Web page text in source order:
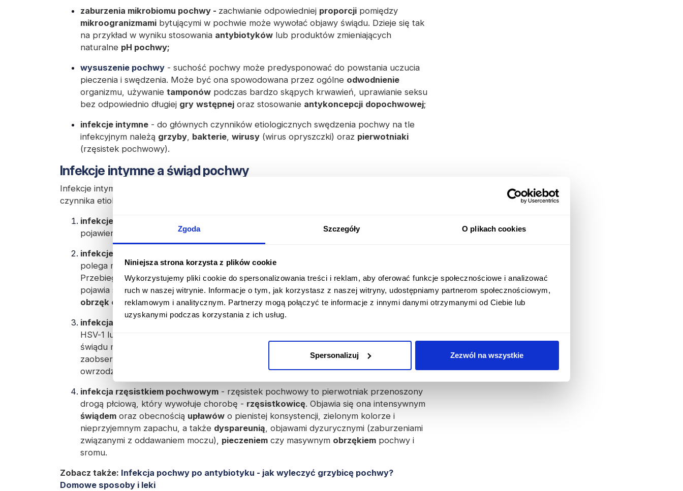
Zgoda Szczegóły O plikach cookies
Niniejsza strona korzysta z plików cookie
Wykorzystujemy pliki cookie do spersonalizowania treści i reklam, aby oferować funkcje społecznościowe i analizować
ruch w naszej witrynie. Informacje o tym, jak korzystasz z naszej witryny, udostępniamy partnerom społecznościowym,
reklamowym i analitycznym. Partnerzy mogą połączyć te informacje z innymi danymi otrzymanymi od Ciebie lub
uzyskanymi podczas korzystania z ich usług.
Spersonalizuj Zezwól na wszystkie
zaburzenia mikrobiomu pochwy - zachwianie odpowiedniej proporcji pomiędzy
mikroogranizmami bytującymi w pochwie może wywołać objawy świądu. Dzieje się tak
na przykład w wyniku stosowania antybiotyków lub produktów zmieniających
naturalne pH pochwy;
wysuszenie pochwy - suchość pochwy może predysponować do powstania uczucia
pieczenia i swędzenia. Może być ona spowodowana przez ogólne odwodnienie
organizmu, używanie tamponów podczas bardzo skąpych krwawień, uprawianie seksu
bez odpowiednio długiej gry wstępnej oraz stosowanie antykoncepcji dopochwowej;
infekcje intymne - do głównych czynników etiologicznych swędzenia pochwy na tle
infekcyjnym należą grzyby, bakterie, wirusy (wirus opryszczki) oraz pierwotniaki
(rzęsistek pochwowy).
Infekcje intymne a świąd pochwy
Infekcje intymne są bardzo częstą przyczyną swędzenia pochwy i w zależności od
czynnika etiologicznego mogą towarzyszyć im zróżnicowane
infekcje grzybicze
pojawienie się
białej, serowatej wydzieliny,
obrzęku, pieczenia oraz bólu;
infekcje bakteryjne pochwy
polega na wyparciu prawidłowej mikroflory przez nadmiernie namnażający się patogen.
Przebieg tych zakażeń może być bardzo zróżnicowany i w objawowych przypadkach
pojawia się jednorodna, szarawydzielina z pochwy o cuchnącym "rybim"zapachu,ból,
obrzęk oraz pieczenie;
infekcja wirusem opryszczki
HSV-1 lub HSV-2 może wywołać
świądu manifestuje się bólem oraz pieczeniem. Ponadto wizualnie można
zaobserwować czerwone
, które po pęknięciu zmieniają się w
owrzodzenia;
infekcja rzęsistkiem pochwowym - rzęsistek pochwowy to pierwotniak przenoszony
drogą płciową, który wywołuje chorobę - rzęsistkowicę. Objawia się ona intensywnym
świądem oraz obecnością upławów o pienistej konsystencji, zielonym kolorze i
nieprzyjemnym zapachu, a także dyspareunią, objawami dyzurycznymi (zaburzeniami
związanymi z oddawaniem moczu), pieczeniem czy masywnym obrzękiem pochwy i
sromu.
Zobacz także: Infekcja pochwy po antybiotyku - jak wyleczyć grzybicę pochwy?
Domowe sposoby i leki